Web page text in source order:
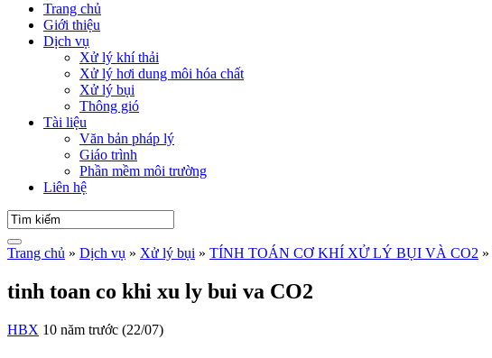
Trang chủ
Giới thiệu
Dịch vụ
Xử lý khí thải
Xử lý hơi dung môi hóa chất
Xử lý bụi
Thông gió
Tài liệu
Văn bản pháp lý
Giáo trình
Phần mềm môi trường
Liên hệ
Trang chủ » Dịch vụ » Xử lý bụi » TÍNH TOÁN CƠ KHÍ XỬ LÝ BỤI VÀ CO2 »
tinh toan co khi xu ly bui va CO2
HBX 10 năm trước (22/07)